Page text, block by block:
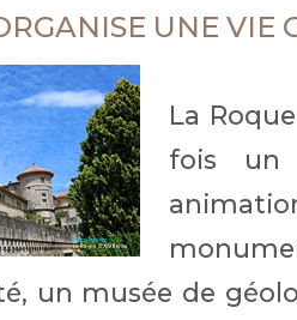
UNE VIE
La
fois un
un musée de